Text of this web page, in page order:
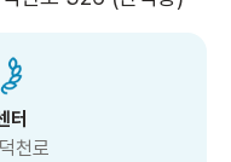
터
천로